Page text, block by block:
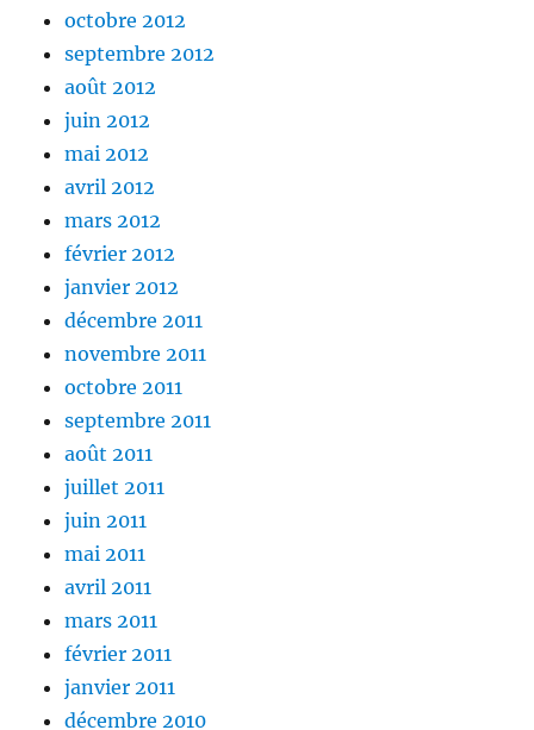
octobre 2012
septembre 2012
août 2012
juin 2012
mai 2012
avril 2012
mars 2012
février 2012
janvier 2012
décembre 2011
novembre 2011
octobre 2011
septembre 2011
août 2011
juillet 2011
juin 2011
mai 2011
avril 2011
mars 2011
février 2011
janvier 2011
décembre 2010